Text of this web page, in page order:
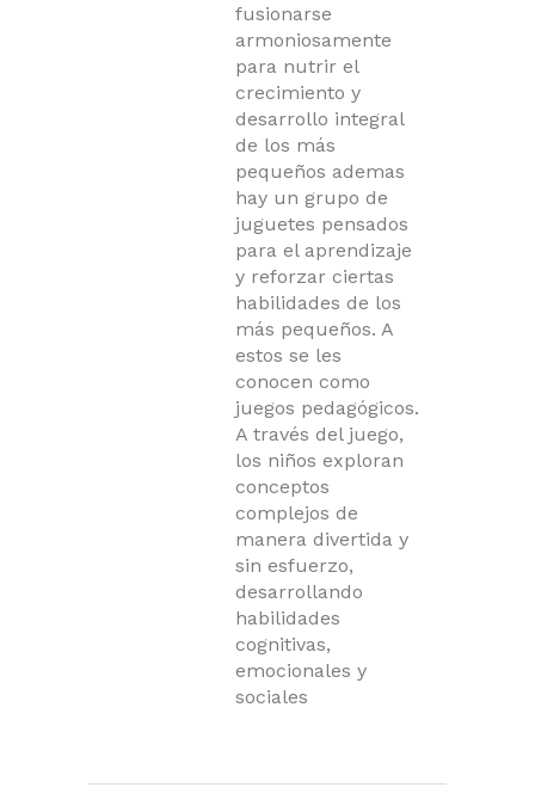
fusionarse
armoniosamente
para nutrir el
crecimiento y
desarrollo integral
de los más
pequeños ademas
hay un grupo de
juguetes pensados
para el aprendizaje
y reforzar ciertas
habilidades de los
más pequeños. A
estos se les
conocen como
juegos pedagógicos.
A través del juego,
los niños exploran
conceptos
complejos de
manera divertida y
sin esfuerzo,
desarrollando
habilidades
cognitivas,
emocionales y
sociales